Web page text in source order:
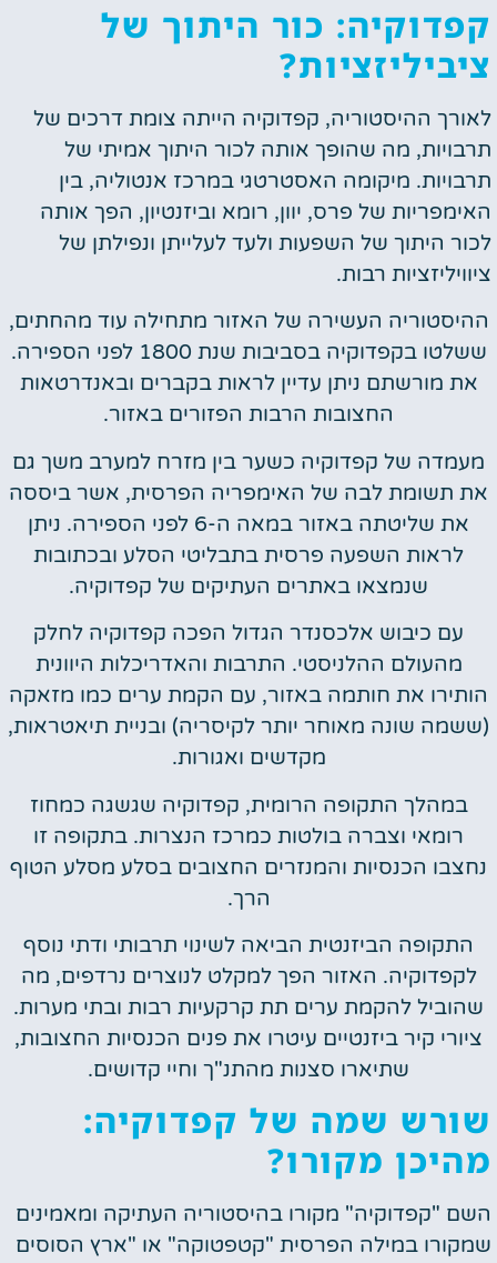
קפדוקיה: כור היתוך של
ציביליזציות?
לאורך ההיסטוריה, קפדוקיה הייתה צומת דרכים של
תרבויות, מה שהופך אותה לכור היתוך אמיתי של
תרבויות. מיקומה האסטרטגי במרכז אנטוליה, בין
האימפריות של פרס, יוון, רומא וביזנטיון, הפך אותה
לכור היתוך של השפעות ולעד לעלייתן ונפילתן של
ציוויליזציות רבות.
ההיסטוריה העשירה של האזור מתחילה עוד מהחתים,
ששלטו בקפדוקיה בסביבות שנת 1800 לפני הספירה.
את מורשתם ניתן עדיין לראות בקברים ובאנדרטאות
החצובות הרבות הפזורים באזור.
מעמדה של קפדוקיה כשער בין מזרח למערב משך גם
את תשומת לבה של האימפריה הפרסית, אשר ביססה
את שליטתה באזור במאה ה-6 לפני הספירה. ניתן
לראות השפעה פרסית בתבליטי הסלע ובכתובות
שנמצאו באתרים העתיקים של קפדוקיה.
עם כיבוש אלכסנדר הגדול הפכה קפדוקיה לחלק
מהעולם ההלניסטי. התרבות והאדריכלות היוונית
הותירו את חותמה באזור, עם הקמת ערים כמו מזאקה
(ששמה שונה מאוחר יותר לקיסריה) ובניית תיאטראות,
מקדשים ואגורות.
במהלך התקופה הרומית, קפדוקיה שגשגה כמחוז
רומאי וצברה בולטות כמרכז הנצרות. בתקופה זו
נחצבו הכנסיות והמנזרים החצובים בסלע מסלע הטוף
הרך.
התקופה הביזנטית הביאה לשינוי תרבותי ודתי נוסף
לקפדוקיה. האזור הפך למקלט לנוצרים נרדפים, מה
שהוביל להקמת ערים תת קרקעיות רבות ובתי מערות.
ציורי קיר ביזנטיים עיטרו את פנים הכנסיות החצובות,
שתיארו סצנות מהתנ"ך וחיי קדושים.
שורש שמה של קפדוקיה:
מהיכן מקורו?
השם "קפדוקיה" מקורו בהיסטוריה העתיקה ומאמינים
שמקורו במילה הפרסית "קטפטוקה" או "ארץ הסוסים